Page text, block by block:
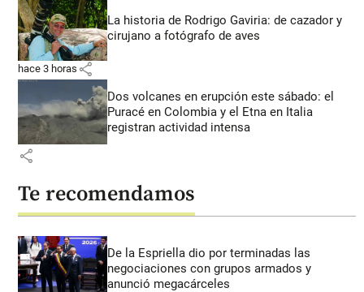
La historia de Rodrigo Gaviria: de cazador y
cirujano a fotógrafo de aves
hace 3 horas share
Dos volcanes en erupción este sábado: el
Puracé en Colombia y el Etna en Italia
registran actividad intensa
share
Te recomendamos
De la Espriella dio por terminadas las
negociaciones con grupos armados y
anunció megacárceles